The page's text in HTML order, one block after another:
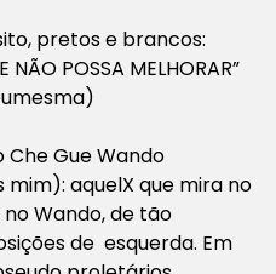
pretos e brancos:
NÃO POSSA MELHORAR”
Gue Wando
aquelX que mira no
Wando, de tão
de esquerda. Em